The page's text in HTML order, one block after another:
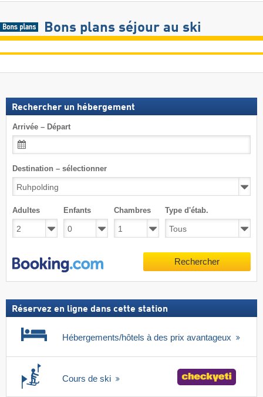
Bons plans séjour au ski
Rechercher un hébergement
Arrivée – Départ
Destination – sélectionner
Adultes Enfants Chambres Type d'étab.
Rechercher
Réservez en ligne dans cette station
Hébergements/hôtels à des prix avantageux
Cours de ski